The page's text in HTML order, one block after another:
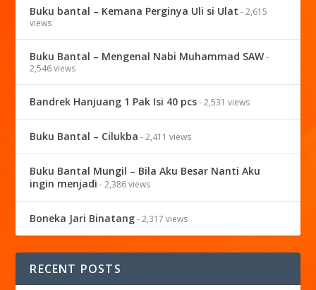
Buku bantal – Kemana Perginya Uli si Ulat - 2,615
views
Buku Bantal – Mengenal Nabi Muhammad SAW-
2,546 views
Bandrek Hanjuang 1 Pak Isi 40 pcs- 2,531 views
Buku Bantal – Cilukba - 2,411 views
Buku Bantal Mungil – Bila Aku Besar Nanti Aku
ingin menjadi - 2,386 views
Boneka Jari Binatang- 2,317 views
RECENT POSTS